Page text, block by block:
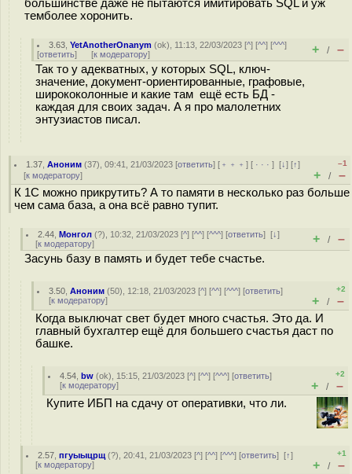
большинстве даже не пытаются имитировать SQL и уж
темболее хоронить.
3.63 ,YetAnotherOnanym (ok), 11:13, 22/03/2023 [^] [^^] [^^^]
[ответить] [к модератору] + / –
Так то у адекватных, у которых SQL, ключ-
значение, документ-ориентированные, графовые,
ширококолонные и какие там ещё есть БД -
каждая для своих задач. А я про малолетних
энтузиастов писал.
1.37 ,Аноним (37), 09:41, 21/03/2023 [ответить] [ ﹢﹢﹢] [ · · ·][↓] [↑]
[к модератору]
–1
+ / –
К 1С можно прикрутить? А то памяти в несколько раз больше
чем сама база, а она всё равно тупит.
2.44 ,Монгол (?), 10:32, 21/03/2023 [^] [^^] [^^^] [ответить][↓]
[к модератору] + / –
Засунь базу в память и будет тебе счастье.
3.50 ,Аноним (50), 12:18, 21/03/2023 [^] [^^] [^^^] [ответить]
[к модератору]
+2
+ / –
Когда выключат свет будет много счастья. Это да. И
главный бухгалтер ещё для большего счастья даст по
башке.
4.54 ,bw (ok), 15:15, 21/03/2023 [^] [^^] [^^^] [ответить]
[к модератору]
+2
+ / –
Купите ИБП на сдачу от оперативки, что ли.
2.57 ,пгуыыцрщ (?), 20:41, 21/03/2023 [^] [^^] [^^^] [ответить][↑]
[к модератору]
+1
+ / –